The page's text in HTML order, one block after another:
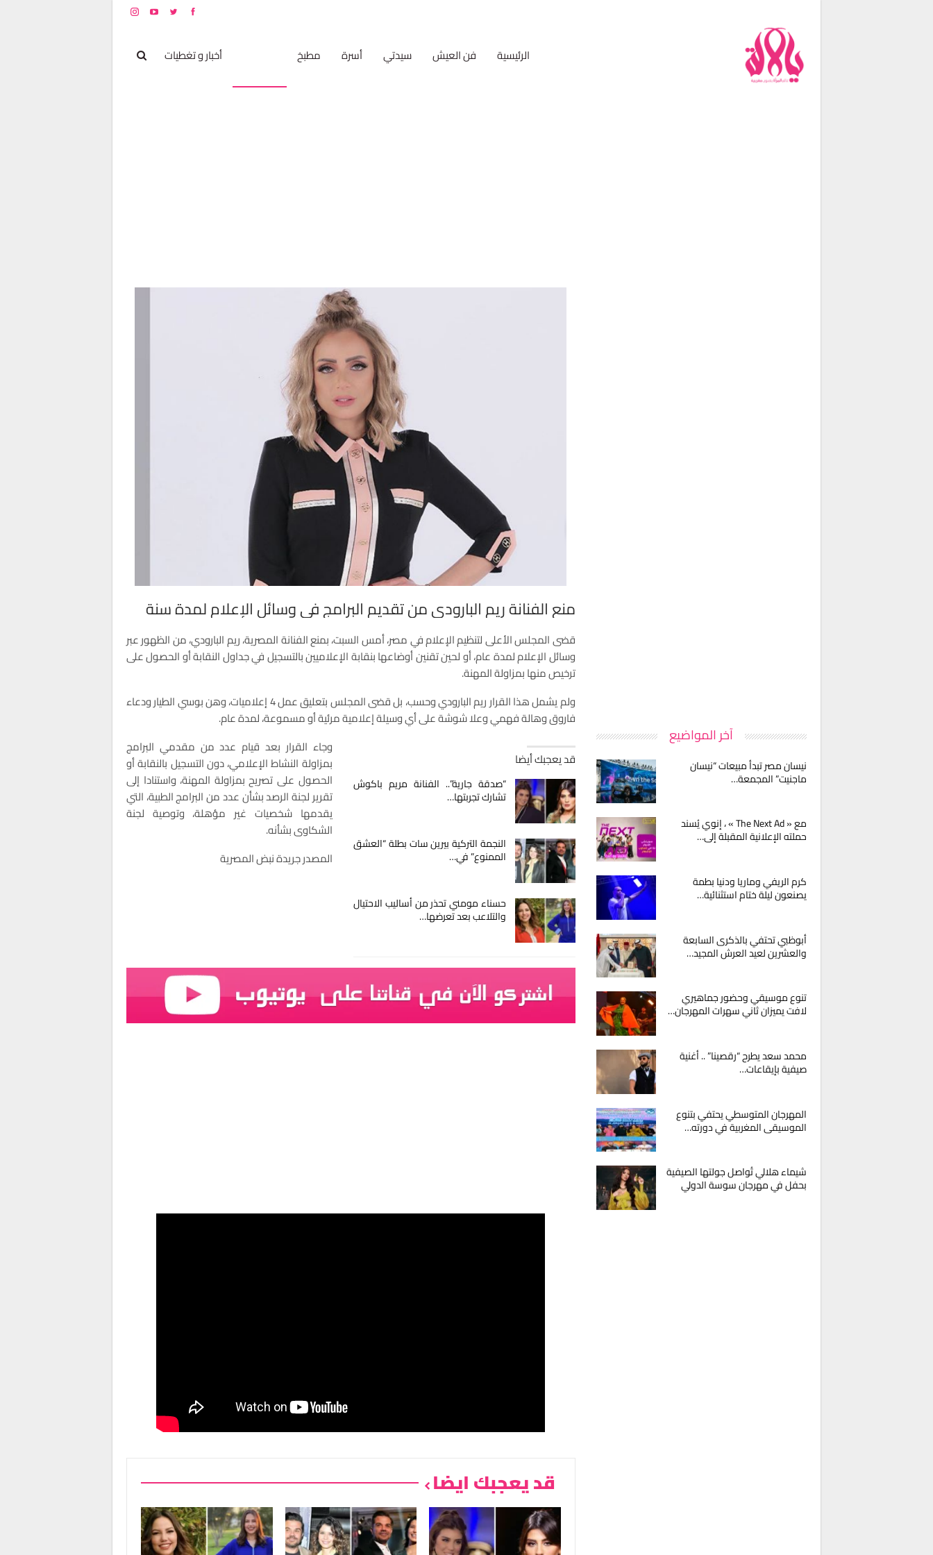
الرئيسية فن العيش سيدتي أسرة مطبخ أخبار و تغطيات
منع الفنانة ريم البارودي من تقديم البرامج في وسائل الإعلام لمدة سنة
قضى المجلس الأعلى لتنظيم الإعلام في مصر، أمس السبت، بمنع الفنانة المصرية، ريم البارودي، من الظهور عبر
وسائل الإعلام لمدة عام، أو لحين تقنين أوضاعها بنقابة الإعلاميين بالتسجيل في جداول النقابة أو الحصول على
ترخيص منها بمزاولة المهنة.
ولم يشمل هذا القرار ريم البارودي وحسب، بل قضى المجلس بتعليق عمل 4 إعلاميات، وهن بوسي الطيار ودعاء
فاروق وهالة فهمي وعلا شوشة على أي وسيلة إعلامية مرئية أو مسموعة، لمدة عام.
قد يعجبك أيضا
“صدقة جارية”.. الفنانة مريم باكوش
تشارك تجربتها…
النجمة التركية بيرين سات بطلة “العشق
الممنوع” في…
حسناء مومني تحذر من أساليب الاحتيال
والتلاعب بعد تعرضها…
وجاء القرار بعد قيام عدد من مقدمي البرامج
بمزاولة النشاط الإعلامي، دون التسجيل بالنقابة أو
الحصول على تصريح بمزاولة المهنة، واستنادا إلى
تقرير لجنة الرصد بشأن عدد من البرامج الطبية، التي
يقدمها شخصيات غير مؤهلة، وتوصية لجنة
الشكاوى بشأنه.
المصدر جريدة نبض المصرية
قد يعجبك ايضا
آخر المواضيع
نيسان مصر تبدأ مبيعات “نيسان
ماجنيت” المجمعة…
مع « The Next Ad » ، إنوي يُسند
حملته الإعلانية المقبلة إلى…
كرم الريفي وماريا ودنيا بطمة
يصنعون ليلة ختام استثنائية…
أبوظبي تحتفي بالذكرى السابعة
والعشرين لعيد العرش المجيد…
تنوع موسيقي وحضور جماهيري
لافت يميزان ثاني سهرات المهرجان…
محمد سعد يطرح “رقصينا” .. أغنية
صيفية بإيقاعات…
المهرجان المتوسطي يحتفي بتنوع
الموسيقى المغربية في دورته…
شيماء هلالي تُواصل جولتها الصيفية
بحفل في مهرجان سوسة الدولي